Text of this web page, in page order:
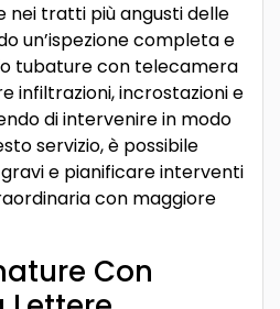
nei tratti più angusti delle
un’ispezione completa e
tubature con telecamera
infiltrazioni, incrostazioni e
di intervenire in modo
servizio, è possibile
e pianificare interventi
con maggiore
Con